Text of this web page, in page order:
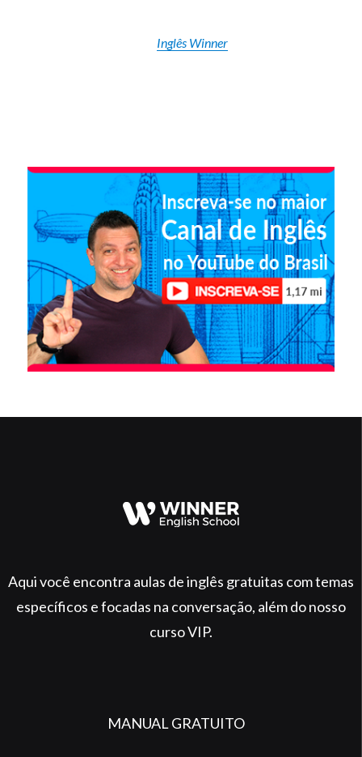
Inglês Winner
Aqui você encontra aulas de inglês gratuitas com temas
específicos e focadas na conversação, além do nosso
curso VIP.
MANUAL GRATUITO